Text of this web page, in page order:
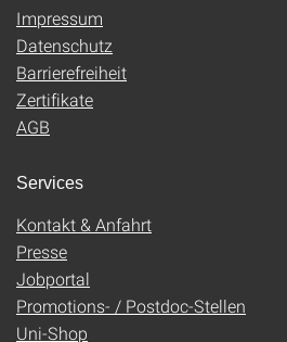
Impressum
Datenschutz
Barrierefreiheit
Zertifikate
AGB
Services
Kontakt & Anfahrt
Presse
Jobportal
Promotions- / Postdoc-Stellen
Uni-Shop